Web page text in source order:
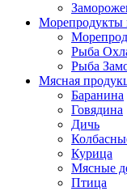
Морепродукты
Рыба
Рыба
Мясная
Баранина
Говядина
Дичь
Курица
Мясные
Птица